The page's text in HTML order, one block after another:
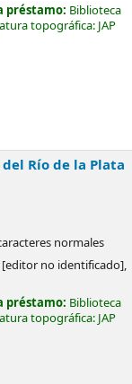
préstamo: Biblioteca
topográfica: JAP
Río de la Plata
normales
[editor no identificado],
préstamo: Biblioteca
topográfica: JAP